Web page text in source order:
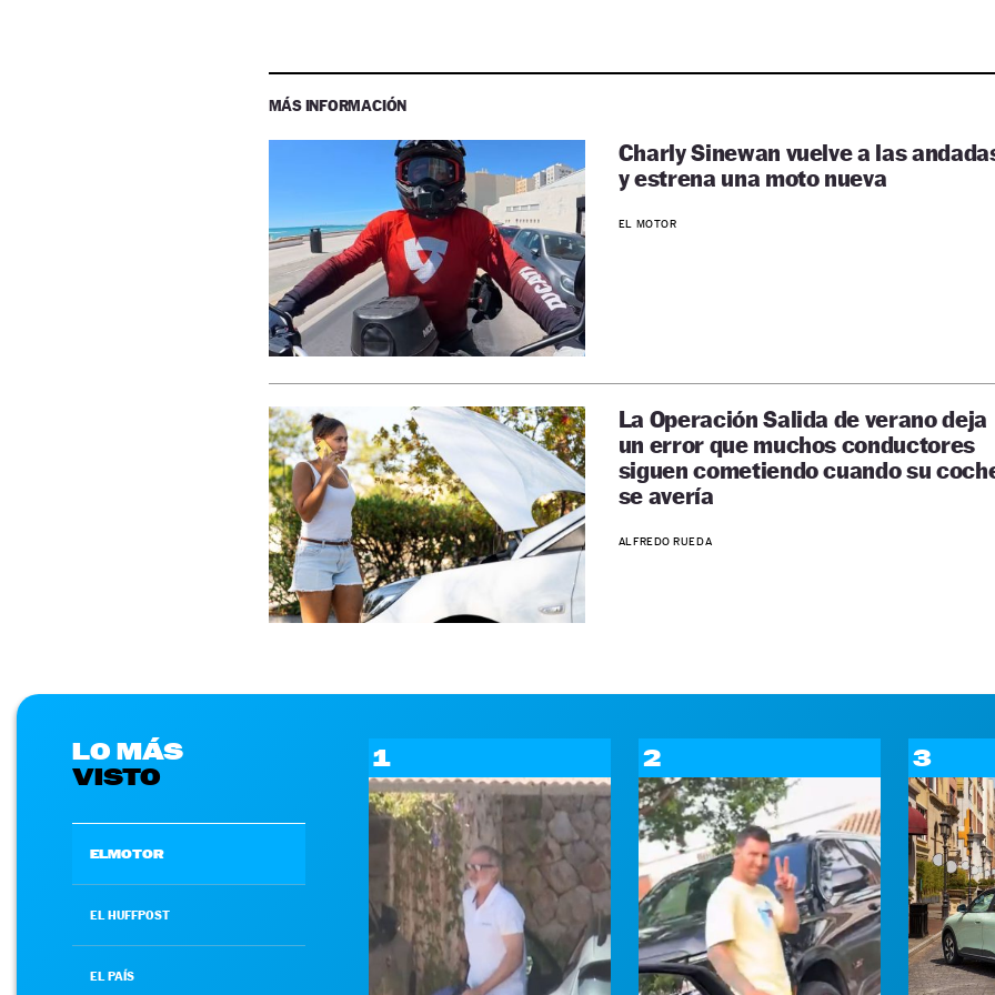
MÁS INFORMACIÓN
Charly Sinewan vuelve a las
y estrena una moto nueva
EL MOTOR
La Operación Salida de verano deja
un error que muchos conductores
siguen cometiendo cuando su
se avería
ALFREDO RUEDA
LO MÁS
VISTO
ELMOTOR
EL HUFFPOST
EL PAÍS
1 2 3